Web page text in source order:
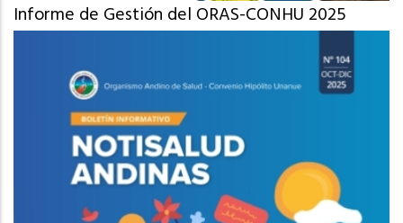
Informe de Gestión del ORAS-CONHU 2025